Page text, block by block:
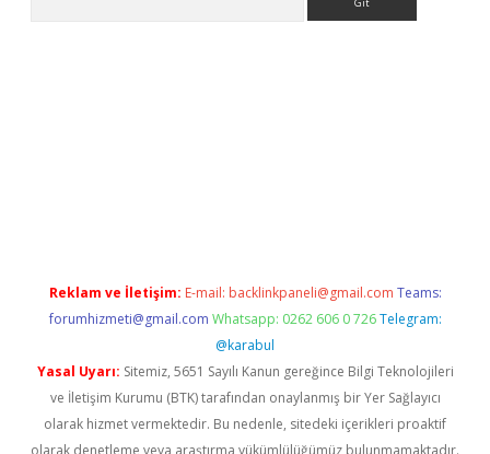
Reklam ve İletişim: E-mail: backlinkpaneli@gmail.com Teams:
forumhizmeti@gmail.com Whatsapp: 0262 606 0 726 Telegram:
@karabul
Yasal Uyarı: Sitemiz, 5651 Sayılı Kanun gereğince Bilgi Teknolojileri
ve İletişim Kurumu (BTK) tarafından onaylanmış bir Yer Sağlayıcı
olarak hizmet vermektedir. Bu nedenle, sitedeki içerikleri proaktif
olarak denetleme veya araştırma yükümlülüğümüz bulunmamaktadır.